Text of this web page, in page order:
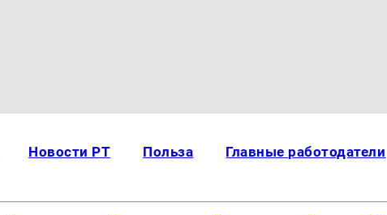
Новости РТ Польза Главные работодатели